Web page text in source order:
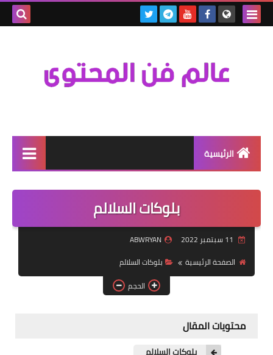
الرئيسية
كلمة
YouTube
الطبيعة
بلوكات السلالم
ABWRYAN
الصفحة الرئيسية
بلوكات السلالم
الحجم
محتويات المقال